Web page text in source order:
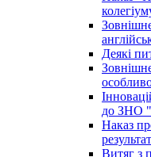
Деякі
до ЗНО
Наказ
Витяг з